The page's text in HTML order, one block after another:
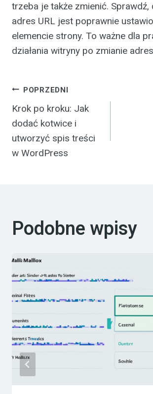
trzeba je także zmienić. Sprawdź,
adres URL jest poprawnie
elemencie strony. To ważne dla
działania witryny po zmianie
Nawigacja
wpisu
POPRZEDNI
Krok po kroku: Jak
dodać kotwice i
utworzyć spis treści
w WordPress
Podobne wpisy